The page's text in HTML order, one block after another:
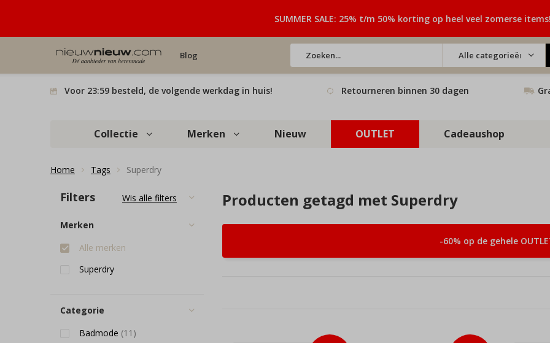
Blog Alle categorieën
SUMMER SALE: 25% t/m 50% korting op heel veel zomerse items!
Voor 23:59 besteld, de volgende werkdag in huis! Retourneren binnen 30 dagen
Collectie Merken Nieuw OUTLET Cadeaushop
Home Tags Superdry
Producten getagd met Superdry
-60% op de gehele
Filters Wis alle filters
Merken
Alle merken
Superdry
Categorie
Badmode (11)